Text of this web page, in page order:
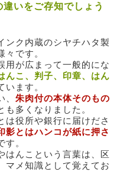
いをご存知でしょう
ンク内蔵のシヤチハタ製
です。
用が広まって一般的にな
んこ、判子、印章、はん
います。
朱肉付の本体そのもの
も多くなりました。
は役所や銀行に届けださ
影とはハンコが紙に押さ
す。
はんこという言葉は、区
マメ知識として覚えてお